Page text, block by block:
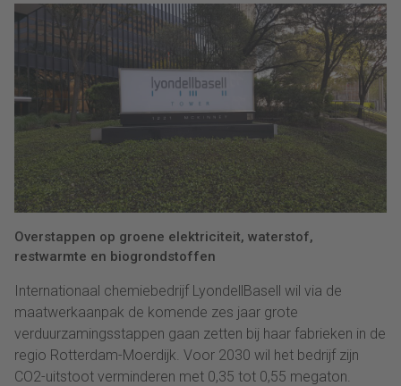
Overstappen op groene elektriciteit, waterstof,
restwarmte en biogrondstoffen
Internationaal chemiebedrijf LyondellBasell wil via de
maatwerkaanpak de komende zes jaar grote
verduurzamingsstappen gaan zetten bij haar fabrieken in de
regio Rotterdam-Moerdijk. Voor 2030 wil het bedrijf zijn
CO2-uitstoot verminderen met 0,35 tot 0,55 megaton.